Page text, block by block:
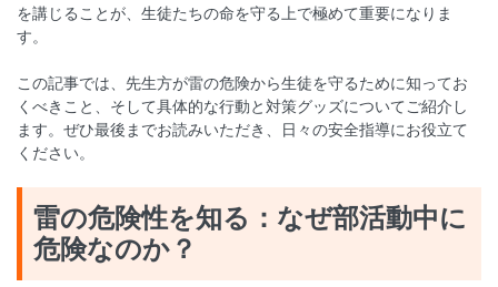
を講じることが、生徒たちの命を守る上で極めて重要になりま
す。
この記事では、先生方が雷の危険から生徒を守るために知ってお
くべきこと、そして具体的な行動と対策グッズについてご紹介し
ます。ぜひ最後までお読みいただき、日々の安全指導にお役立て
ください。
雷の危険性を知る：なぜ部活動中に
危険なのか？